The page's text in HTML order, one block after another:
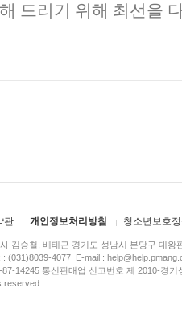
드리기 위해 최선을
관 개인정보처리방침 청소년보호
김승철, 배태근 경기도 성남시 분당구 대왕
(031)8039-4077 E-mail :
87-14245 통신판매업 신고번호 제 2010-경
reserved.